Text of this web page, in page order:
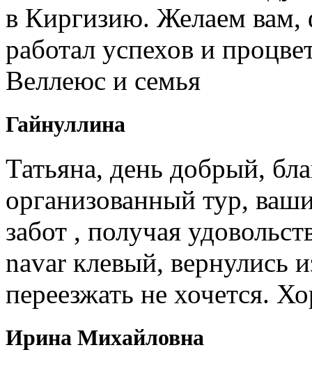
в Киргизию. Желаем вам,
работал успехов и
Веллеюс и семья
Гайнуллина
Татьяна, день добрый,
организованный тур,
забот , получая
navar клевый, вернулись
переезжать не хочется.
Ирина Михайловна